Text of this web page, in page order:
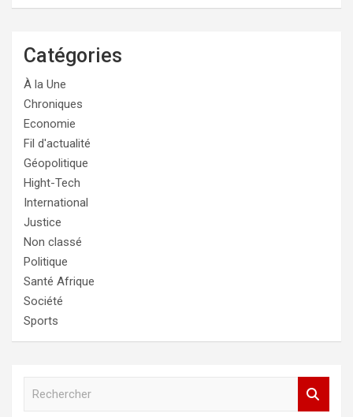
Catégories
À la Une
Chroniques
Economie
Fil d'actualité
Géopolitique
Hight-Tech
International
Justice
Non classé
Politique
Santé Afrique
Société
Sports